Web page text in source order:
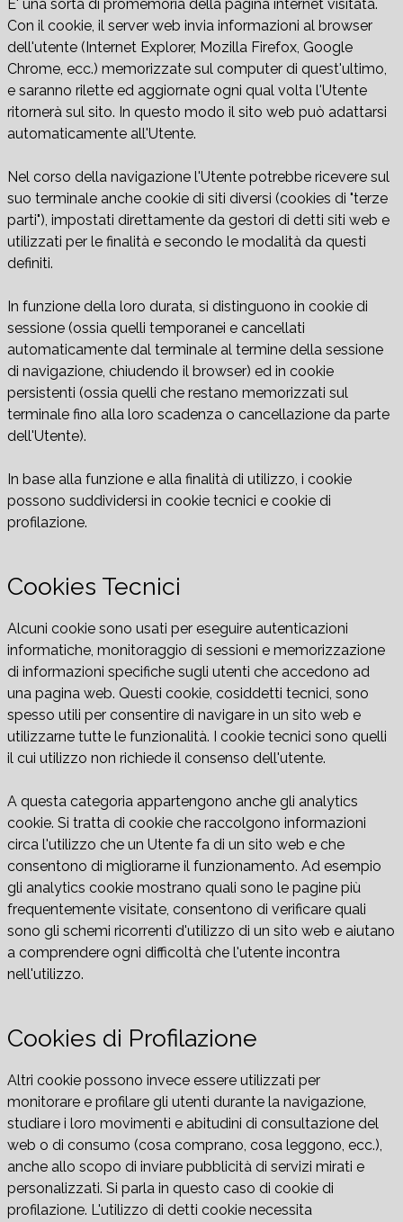
E' una sorta di promemoria della pagina internet visitata.
Con il cookie, il server web invia informazioni al browser
dell'utente (Internet Explorer, Mozilla Firefox, Google
Chrome, ecc.) memorizzate sul computer di quest'ultimo,
e saranno rilette ed aggiornate ogni qual volta l'Utente
ritornerà sul sito. In questo modo il sito web può adattarsi
automaticamente all'Utente.
Nel corso della navigazione l'Utente potrebbe ricevere sul
suo terminale anche cookie di siti diversi (cookies di "terze
parti"), impostati direttamente da gestori di detti siti web e
utilizzati per le finalità e secondo le modalità da questi
definiti.
In funzione della loro durata, si distinguono in cookie di
sessione (ossia quelli temporanei e cancellati
automaticamente dal terminale al termine della sessione
di navigazione, chiudendo il browser) ed in cookie
persistenti (ossia quelli che restano memorizzati sul
terminale fino alla loro scadenza o cancellazione da parte
dell'Utente).
In base alla funzione e alla finalità di utilizzo, i cookie
possono suddividersi in cookie tecnici e cookie di
profilazione.
Cookies Tecnici
Alcuni cookie sono usati per eseguire autenticazioni
informatiche, monitoraggio di sessioni e memorizzazione
di informazioni specifiche sugli utenti che accedono ad
una pagina web. Questi cookie, cosiddetti tecnici, sono
spesso utili per consentire di navigare in un sito web e
utilizzarne tutte le funzionalità. I cookie tecnici sono quelli
il cui utilizzo non richiede il consenso dell'utente.
A questa categoria appartengono anche gli analytics
cookie. Si tratta di cookie che raccolgono informazioni
circa l'utilizzo che un Utente fa di un sito web e che
consentono di migliorarne il funzionamento. Ad esempio
gli analytics cookie mostrano quali sono le pagine più
frequentemente visitate, consentono di verificare quali
sono gli schemi ricorrenti d'utilizzo di un sito web e aiutano
a comprendere ogni difficoltà che l'utente incontra
nell'utilizzo.
Cookies di Profilazione
Altri cookie possono invece essere utilizzati per
monitorare e profilare gli utenti durante la navigazione,
studiare i loro movimenti e abitudini di consultazione del
web o di consumo (cosa comprano, cosa leggono, ecc.),
anche allo scopo di inviare pubblicità di servizi mirati e
personalizzati. Si parla in questo caso di cookie di
profilazione. L'utilizzo di detti cookie necessita